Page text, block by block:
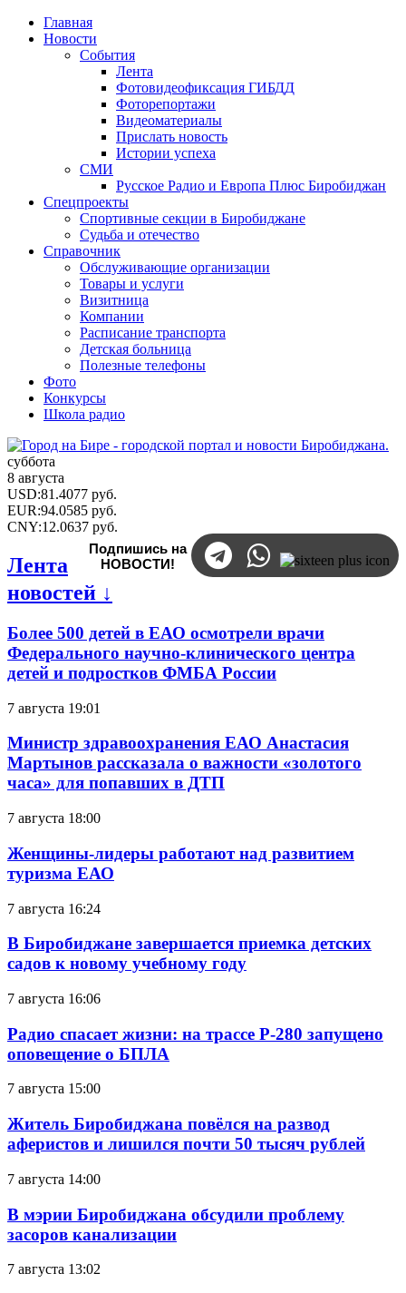
Главная
Новости
События
Лента
Фотовидеофиксация ГИБДД
Фоторепортажи
Видеоматериалы
Прислать новость
Истории успеха
СМИ
Русское Радио и Европа Плюс Биробиджан
Спецпроекты
Спортивные секции в Биробиджане
Судьба и отечество
Справочник
Обслуживающие организации
Товары и услуги
Визитница
Компании
Расписание транспорта
Детская больница
Полезные телефоны
Фото
Конкурсы
Школа радио
суббота
8 августа
USD:81.4077 руб.
EUR:94.0585 руб.
CNY:12.0637 руб.
Подпишись на
НОВОСТИ!
Лента
новостей ↓
Более 500 детей в ЕАО осмотрели врачи
Федерального научно-клинического центра
детей и подростков ФМБА России
7 августа 19:01
Министр здравоохранения ЕАО Анастасия
Мартынов рассказала о важности «золотого
часа» для попавших в ДТП
7 августа 18:00
Женщины-лидеры работают над развитием
туризма ЕАО
7 августа 16:24
В Биробиджане завершается приемка детских
садов к новому учебному году
7 августа 16:06
Радио спасает жизни: на трассе Р-280 запущено
оповещение о БПЛА
7 августа 15:00
Житель Биробиджана повёлся на развод
аферистов и лишился почти 50 тысяч рублей
7 августа 14:00
В мэрии Биробиджана обсудили проблему
засоров канализации
7 августа 13:02